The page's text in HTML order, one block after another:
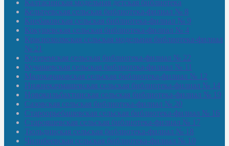
Калтасинская модельная детская библиотека
Кельтеевская сельская библиотека-филиал № 8
Киебаковская сельская библиотека-филиал № 9
Кокушевская сельская библиотека-филиал № 4
Краснохолмская сельская модельная библиотека-филиал
№ 21
Кутеремская сельская библиотека-филиал № 22
Кучашевская сельская библиотека-филиал № 11
Малокачаковская сельская библиотека-филиал № 12
Нижнекачмашевская сельская библиотека-филиал № 14
Новокильбахтинская сельская библиотека-филиал № 19
Сазовская сельская библиотека-филиал № 20
Староорьебашевская сельская библиотека-филиал № 16
Старояшевская сельская библиотека-филиал № 17
Тюльдинская сельская библиотека-филиал № 18
Чилибеевская сельская библиотека-филиал № 10